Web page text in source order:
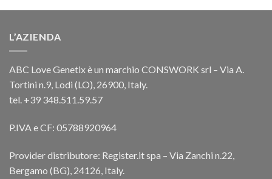
L’AZIENDA
ABC Love Genetix è un marchio CONSWORK srl – Via A.
Tortini n.9, Lodi (LO), 26900, Italy.
tel. +39 348.511.59.57
P.IVA e CF: 05788920964
Provider distributore: Register.it spa – Via Zanchi n.22,
Bergamo (BG), 24126, Italy.